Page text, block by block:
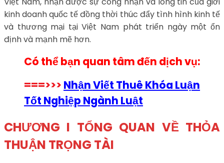
kinh doanh quốc tế đồng thời thúc đẩy tình hình kinh tế
và thương mại tại Việt Nam phát triển ngày một ổn
định và mạnh mẽ hơn.
Có thể bạn quan tâm đến dịch vụ:
===>>> Nhận Viết Thuê Khóa Luận
Tốt Nghiệp Ngành Luật
CHƯƠNG I TỔNG QUAN VỀ THỎA
THUẬN TRỌNG TÀI